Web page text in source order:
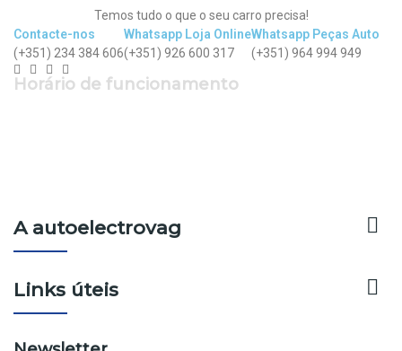
Temos tudo o que o seu carro precisa!
Contacte-nos
(+351) 234 384 606
Whatsapp Loja Online
(+351) 926 600 317
Whatsapp Peças Auto
(+351) 964 994 949
Horário de funcionamento
A autoelectrovag 
Links úteis 